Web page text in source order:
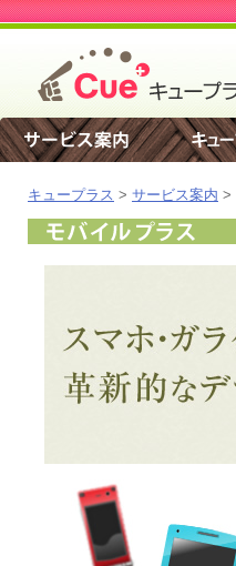
キュープラス > サービス案内 >